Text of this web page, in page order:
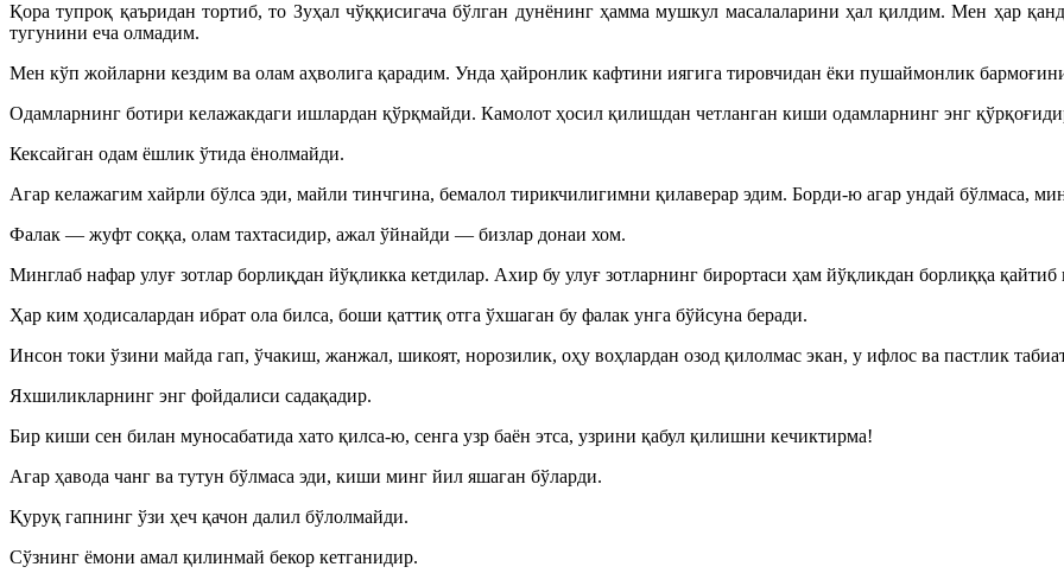
Қора тупроқ қаъридан тортиб, то Зуҳал чўққисигача бўлган дунёнинг ҳамма мушкул масалаларини ҳал қилдим. Мен ҳар
тугунини еча олмадим.
Мен кўп жойларни кездим ва олам аҳволига қарадим. Унда ҳайронлик кафтини иягига тировчидан ёки пушаймонлик
Одамларнинг ботири келажакдаги ишлардан қўрқмайди. Камолот ҳосил қилишдан четланган киши одамларнинг энг
Кексайган одам ёшлик ўтида ёнолмайди.
Агар келажагим хайрли бўлса эди, майли тинчгина, бемалол тирикчилигимни қилаверар эдим. Борди-ю агар ундай бўлмаса,
Фалак — жуфт соққа, олам тахтасидир, ажал ўйнайди — бизлар донаи хом.
Минглаб нафар улуғ зотлар борлиқдан йўқликка кетдилар. Ахир бу улуғ зотларнинг бирортаси ҳам йўқликдан борлиққа қайтиб
Ҳар ким ҳодисалардан ибрат ола билса, боши қаттиқ отга ўхшаган бу фалак унга бўйсуна беради.
Инсон токи ўзини майда гап, ўчакиш, жанжал, шикоят, норозилик, оҳу воҳлардан озод қилолмас экан, у ифлос ва пастлик
Яхшиликларнинг энг фойдалиси садақадир.
Бир киши сен билан муносабатида хато қилса-ю, сенга узр баён этса, узрини қабул қилишни кечиктирма!
Агар ҳавода чанг ва тутун бўлмаса эди, киши минг йил яшаган бўларди.
Қуруқ гапнинг ўзи ҳеч қачон далил бўлолмайди.
Сўзнинг ёмони амал қилинмай бекор кетганидир.